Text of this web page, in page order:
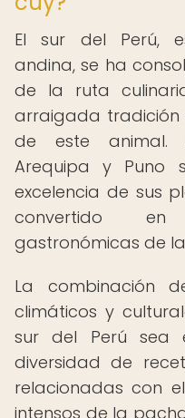
El sur del Perú,
andina, se ha
de la ruta
arraigada
de este animal.
Arequipa y Puno
excelencia de sus
convertido en
gastronómicas de
La combinación
climáticos y
sur del Perú
diversidad de
relacionadas con
intensos de la